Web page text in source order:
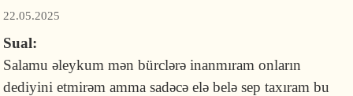
22.05.2025
Sual:
Salamu əleykum mən bürclərə inanmıram onların
dediyini etmirəm amma sadəcə elə belə sep taxıram bu